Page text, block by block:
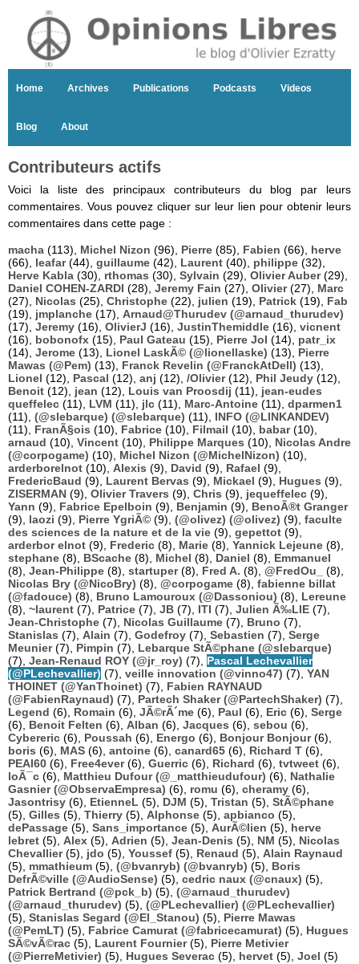
Home Archives Publications Podcasts Videos
Blog About
Contributeurs actifs
Voici la liste des principaux contributeurs du blog par leurs
commentaires. Vous pouvez cliquer sur leur lien pour obtenir leurs
commentaires dans cette page :
macha (113), Michel Nizon (96), Pierre (85), Fabien (66), herve
(66), leafar(44), guillaume (42), Laurent (40), philippe (32),
Herve Kabla (30), rthomas (30), Sylvain (29), Olivier Auber(29),
Daniel COHEN-ZARDI (28), Jeremy Fain (27), Olivier(27), Marc
(27), Nicolas (25), Christophe (22), julien (19), Patrick (19), Fab
(19), jmplanche (17), Arnaud@Thurudev (@arnaud_thurudev)
(17), Jeremy (16), OlivierJ (16), JustinThemiddle (16), vicnent
(16), bobonofx (15), Paul Gateau (15), Pierre Jol (14), patr_ix
(14), Jerome (13), Lionel LaskÃ© (@lionellaske) (13), Pierre
Mawas (@Pem) (13), Franck Revelin (@FranckAtDell) (13),
Lionel (12), Pascal (12), anj (12), /Olivier(12), Phil Jeudy (12),
Benoit (12), jean (12), Louis van Proosdij (11), jean-eudes
queffelec (11), LVM (11), jlc (11), Marc-Antoine (11), dparmen1
(11), (@slebarque) (@slebarque) (11), INFO (@LINKANDEV)
(11), FranÃ§ois (10), Fabrice (10), Filmail (10), babar(10),
arnaud (10), Vincent (10), Philippe Marques (10), Nicolas Andre
(@corpogame) (10), Michel Nizon (@MichelNizon) (10),
arderborelnot (10), Alexis (9), David (9), Rafael (9),
FredericBaud (9), Laurent Bervas (9), Mickael (9), Hugues (9),
ZISERMAN (9), Olivier Travers (9), Chris (9), jequeffelec (9),
Yann (9), Fabrice Epelboin (9), Benjamin (9), BenoÃ®t Granger
(9), laozi (9), Pierre YgriÃ© (9), (@olivez) (@olivez) (9), faculte
des sciences de la nature et de la vie (9), gepettot (9),
arderbor elnot (9), Frederic (8), Marie (8), Yannick Lejeune (8),
stephane (8), BScache (8), Michel (8), Daniel (8), Emmanuel
(8), Jean-Philippe (8), startuper(8), Fred A. (8), @FredOu_
(8),
Nicolas Bry (@NicoBry) (8), @corpogame (8), fabienne billat
(@fadouce) (8), Bruno Lamouroux (@Dassoniou) (8), Lereune
(8), ~laurent (7), Patrice (7), JB (7), ITI (7), Julien Ã‰LIE (7),
Jean-Christophe (7), Nicolas Guillaume (7), Bruno (7),
Stanislas (7), Alain (7), Godefroy (7), Sebastien (7), Serge
Meunier(7), Pimpin (7), Lebarque StÃ©phane (@slebarque)
(7), Jean-Renaud ROY (@jr_roy) (7), Pascal Lechevallier
(@PLechevallier) (7), veille innovation (@vinno47) (7), YAN
THOINET (@YanThoinet) (7), Fabien RAYNAUD
(@FabienRaynaud) (7), Partech Shaker (@PartechShaker) (7),
Legend (6), Romain (6), JÃ©rÃ´me (6), Paul (6), Eric (6), Serge
(6), Benoit Felten (6), Alban (6), Jacques (6), sebou (6),
Cybereric (6), Poussah (6), Energo (6), Bonjour Bonjour(6),
boris (6), MAS (6), antoine (6), canard65 (6), Richard T (6),
PEAI60 (6), Free4ever(6), Guerric (6), Richard (6), tvtweet (6),
loÃ¯c (6), Matthieu Dufour (@_matthieudufour) (6), Nathalie
Gasnier (@ObservaEmpresa) (6), romu (6), cheramy (6),
Jasontrisy (6), EtienneL (5), DJM (5), Tristan (5), StÃ©phane
(5), Gilles (5), Thierry (5), Alphonse (5), apbianco (5),
dePassage (5), Sans_importance (5), AurÃ©lien (5), herve
lebret (5), Alex (5), Adrien (5), Jean-Denis (5), NM (5), Nicolas
Chevallier(5), jdo (5), Youssef (5), Renaud (5), Alain Raynaud
(5), mmathieum (5), (@bvanryb) (@bvanryb) (5), Boris
DefrÃ©ville (@AudioSense) (5), cedric naux (@cnaux) (5),
Patrick Bertrand (@pck_b) (5), (@arnaud_thurudev)
(@arnaud_thurudev) (5), (@PLechevallier) (@PLechevallier)
(5), Stanislas Segard (@El_Stanou) (5), Pierre Mawas
(@PemLT) (5), Fabrice Camurat (@fabricecamurat) (5), Hugues
SÃ©vÃ©rac (5), Laurent Fournier(5), Pierre Metivier
(@PierreMetivier) (5), Hugues Severac (5), hervet (5), Joel (5)